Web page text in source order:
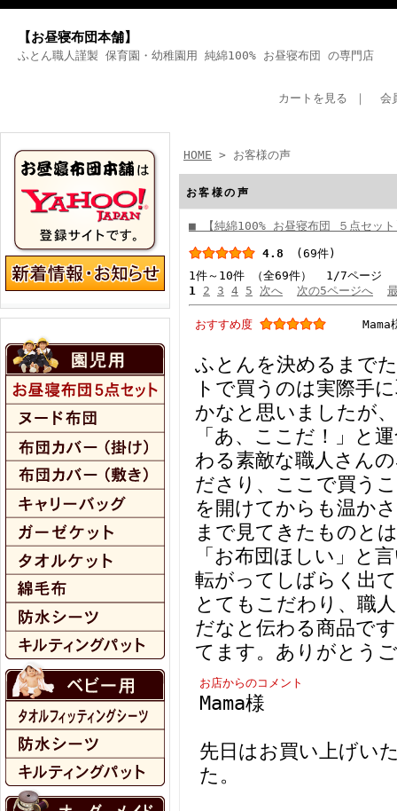
【お昼寝布団本舗】
ふとん職人謹製 保育園・幼稚園用 純綿100% お昼寝布団 の専門店
カートを見る ｜ 会
HOME > お客様の声
お客様の声
■ 【純綿100% お昼寝布団 ５点セッ
4.8
(69件)
1件～10件 （全69件） 1/7ページ
1 2 3 4 5 次へ 次の5ページへ
おすすめ度 Mama
ふとんを決めるまで
トで買うのは実際手
かなと思いましたが
「あ、ここだ！」と
わる素敵な職人さん
ださり、ここで買う
を開けてからも温か
まで見てきたものと
「お布団ほしい」と
転がってしばらく出
とてもこだわり、職
だなと伝わる商品で
てます。ありがとう
お店からのコメント
Mama様
先日はお買い上げい
た。